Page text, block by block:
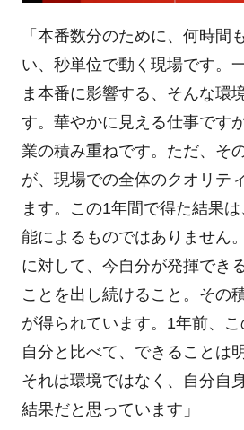
「本番数分のために、何時間
い、秒単位で動く現場です。
ま本番に影響する、そんな環
す。華やかに見える仕事です
業の積み重ねです。ただ、そ
が、現場での全体のクオリテ
ます。この1年間で得た結果
能によるものではありません
に対して、今自分が発揮でき
ことを出し続けること。その
が得られています。1年前、
自分と比べて、できることは
それは環境ではなく、自分自
結果だと思っています」